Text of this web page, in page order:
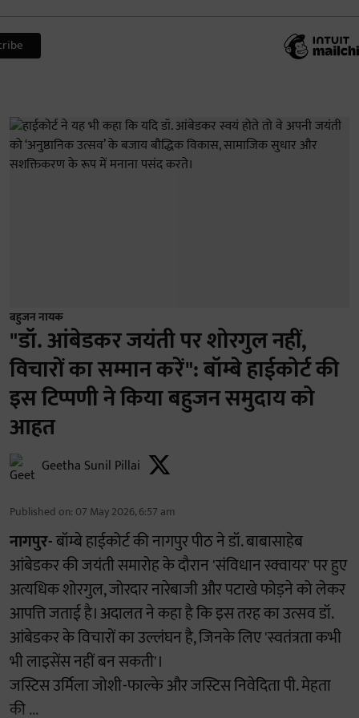
बहुजन नायक
"डॉ. आंबेडकर जयंती पर शोरगुल नहीं,
विचारों का सम्मान करें": बॉम्बे हाईकोर्ट की
इस टिप्पणी ने किया बहुजन समुदाय को
आहत
Geetha Sunil Pillai
Published on: 07 May 2026, 6:57 am
नागपुर-बॉम्बे हाईकोर्ट की नागपुर पीठ ने डॉ. बाबासाहेब
आंबेडकर की जयंती समारोह के दौरान 'संविधान स्क्वायर' पर हुए
अत्यधिक शोरगुल, जोरदार नारेबाजी और पटाखे फोड़ने को लेकर
आपत्ति जताई है। अदालत ने कहा है कि इस तरह का उत्सव डॉ.
आंबेडकर के विचारों का उल्लंघन है, जिनके लिए 'स्वतंत्रता कभी
भी लाइसेंस नहीं बन सकती'।
जस्टिस उर्मिला जोशी-फाल्के और जस्टिस निवेदिता पी. मेहता
की ...